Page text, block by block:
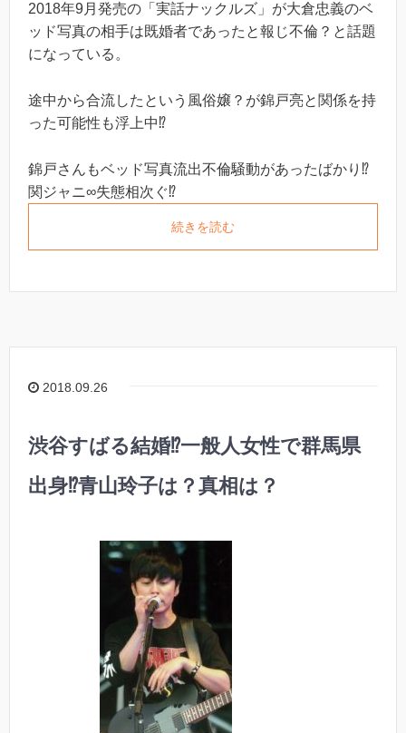
2018年9月発売の「実話ナックルズ」が大倉忠義のベ
ッド写真の相手は既婚者であったと報じ不倫？と話題
になっている。
途中から合流したという風俗嬢？が錦戸亮と関係を持
った可能性も浮上中⁉︎
錦戸さんもベッド写真流出不倫騒動があったばかり⁉︎
関ジャニ∞失態相次ぐ⁉︎
続きを読む
2018.09.26
渋谷すばる結婚⁉︎一般人女性で群馬県
出身⁉︎青山玲子は？真相は？